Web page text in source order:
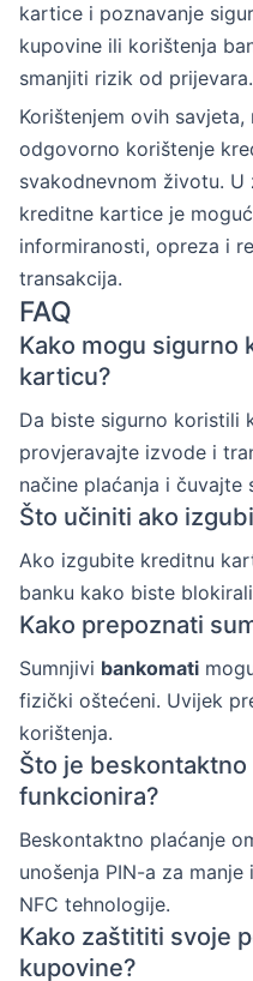
kartice i poznavanje
kupovine ili korištenja
smanjiti rizik od prijevara.
Korištenjem ovih
odgovorno korištenje
svakodnevnom životu.
kreditne kartice je
informiranosti, opreza i
transakcija.
FAQ
Kako mogu sigurno
karticu?
Da biste sigurno koristili
provjeravajte izvode i
načine plaćanja i čuvajte
Što učiniti ako
Ako izgubite kreditnu
banku kako biste
Kako prepoznati
Sumnjivi bankomati
fizički oštećeni. Uvijek
korištenja.
Što je beskontaktno
funkcionira?
Beskontaktno plaćanje
unošenja PIN-a za
NFC tehnologije.
Kako zaštititi svoje
kupovine?